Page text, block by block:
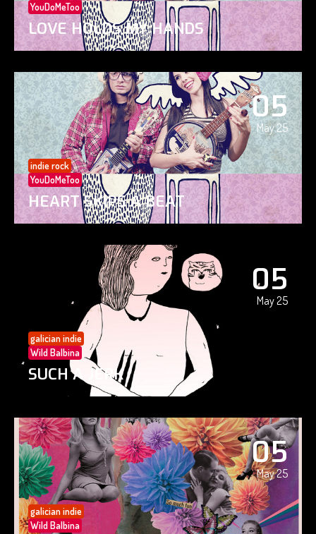
YouDoMeToo
LOVE HOLDS MY HANDS
05
May 25
indie rock
YouDoMeToo
HEART SKIPS A BEAT
05
May 25
galician indie
Wild Balbina
SUCH A JERK
05
May 25
galician indie
Wild Balbina